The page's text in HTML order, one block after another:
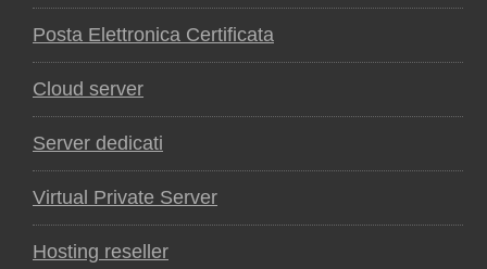
Posta Elettronica Certificata
Cloud server
Server dedicati
Virtual Private Server
Hosting reseller